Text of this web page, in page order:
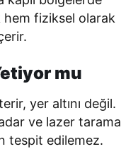
hem fiziksel olarak
mu
yer altını değil.
ve lazer tarama
tespit edilemez.